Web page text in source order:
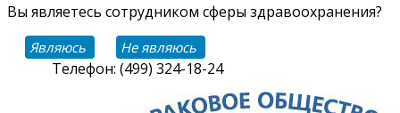
Вы являетесь сотрудником сферы здравоохранения?
Являюсь Не являюсь
Телефон: (499) 324-18-24